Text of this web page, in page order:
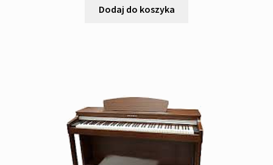
Dodaj do koszyka